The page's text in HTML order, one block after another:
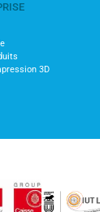
3D